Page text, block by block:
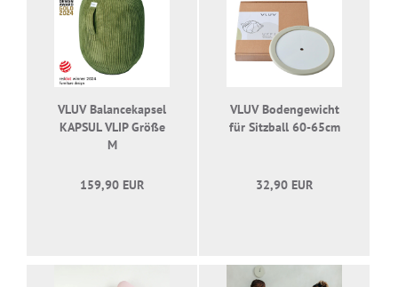
VLUV Balancekapsel
KAPSUL VLIP Größe
M
159,90 EUR
VLUV Bodengewicht
für Sitzball 60-65cm
32,90 EUR